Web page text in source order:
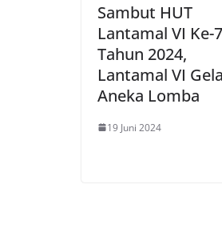
Sambut HUT
Lantamal VI Ke-
Tahun 2024,
Lantamal VI
Aneka Lomba
19 Juni 2024